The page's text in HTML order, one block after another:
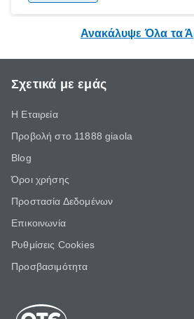
Ανακάλυψε Όλα τα
Σχετικά με εμάς
Η Εταιρεία
Προβολή στο 11888 giaola
Blog
Όροι χρήσης
Προστασία Δεδομένων
Επικοινωνία
Ρυθμίσεις Cookies
Προσβασιμότητα